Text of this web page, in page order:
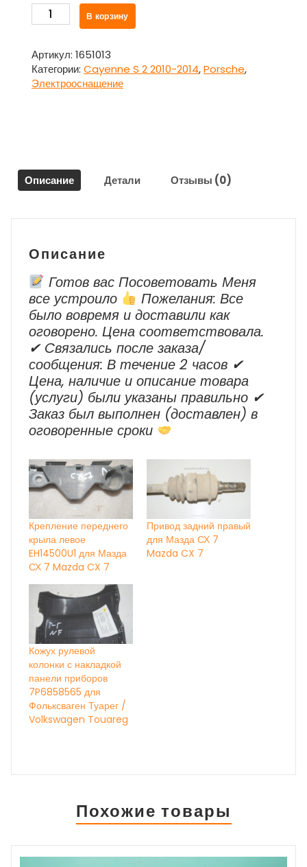
Количество
товара
комфорта
(ЭБУ)
7PP907064EM
Cayenne
S
В корзину
Артикул: 1651013
Категории: Cayenne S 2 2010-2014,Porsche,
Электрооснащение
Описание Детали Отзывы (0)
Описание
Готов вас Посоветовать Меня
все устроило
Пожелания: Все
было вовремя и доставили как
оговорено. Цена соответствовала.
✔ Cвязались после заказа/
сообщения: В течение 2 часов ✔
Цена, наличие и описание товара
(услуги) были указаны правильно ✔
Заказ был выполнен (доставлен) в
оговоренные сроки
Крепление переднего
крыла левое
EH14500U1 для Мазда
СХ 7 Mazda CX 7
Привод задний правый
для Мазда СХ 7
Mazda CX 7
Кожух рулевой
колонки с накладкой
панели приборов
7P6858565 для
Фольксваген Туарег /
Volkswagen Touareg
Похожие товары